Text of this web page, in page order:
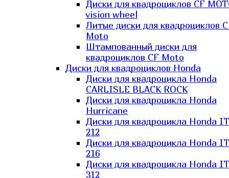
Диски для квадроциклов CF
vision wheel
Литые диски для квадроциклов
Moto
Штампованный диски для
квадроциклов CF Moto
Диски для квадроциклов Honda
Диски для квадроцикла Honda
CARLISLE BLACK ROCK
Диски для квадроцикла Honda
Hurricane
Диски для квадроцикла Honda
212
Диски для квадроцикла Honda
216
Диски для квадроцикла Honda
312